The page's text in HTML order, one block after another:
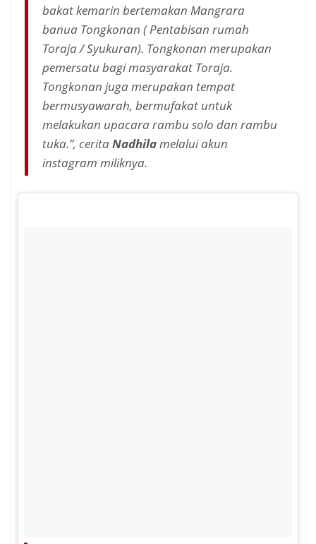
bakat kemarin bertemakan Mangrara
banua Tongkonan ( Pentabisan rumah
Toraja / Syukuran). Tongkonan merupakan
pemersatu bagi masyarakat Toraja.
Tongkonan juga merupakan tempat
bermusyawarah, bermufakat untuk
melakukan upacara rambu solo dan rambu
tuka.”, ceritaNadhilamelalui akun
instagram miliknya.